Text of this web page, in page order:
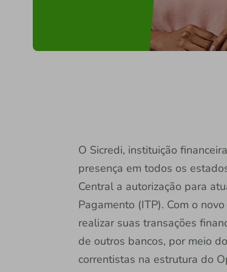
O Sicredi, instituição
presença em todos os
Central a autorização para
Pagamento (ITP). Com o
realizar suas transações
de outros bancos, por meio
correntistas na estrutura do